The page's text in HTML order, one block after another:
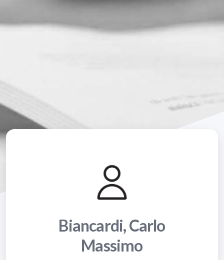
Biancardi, Carlo
Massimo